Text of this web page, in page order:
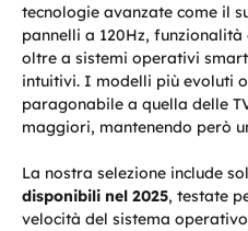
tecnologie avanzate come il
pannelli a 120Hz, funzionalità
oltre a sistemi operativi
intuitivi. I modelli più evoluti
paragonabile a quella delle
maggiori, mantenendo però
La nostra selezione include
disponibili nel 2025, testate
velocità del sistema